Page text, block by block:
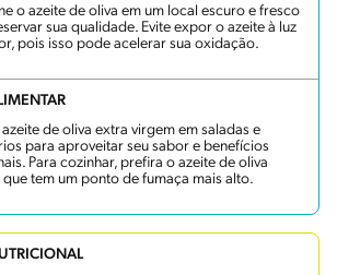
o azeite de oliva em um local escuro e fresco
sua qualidade. Evite expor o azeite à luz
pois isso pode acelerar sua oxidação.
de oliva extra virgem em saladas e
para aproveitar seu sabor e benefícios
Para cozinhar, prefira o azeite de oliva
tem um ponto de fumaça mais alto.